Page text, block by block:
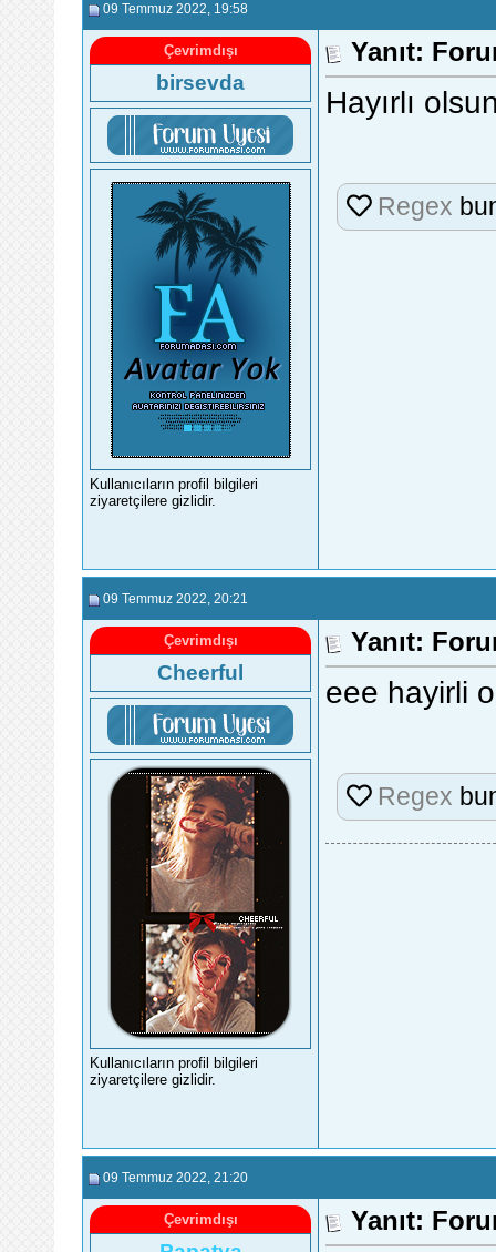
09 Temmuz 2022 , 19:58
Çevrimdışı
birsevda
Kullanıcıların profil bilgileri
ziyaretçilere gizlidir.
Yanıt:
Hayırlı
Regex
09 Temmuz 2022 , 20:21
Çevrimdışı
Cheerful
Kullanıcıların profil bilgileri
ziyaretçilere gizlidir.
Yanıt:
eee hayirli
Regex
09 Temmuz 2022 , 21:20
Çevrimdışı Yanıt: